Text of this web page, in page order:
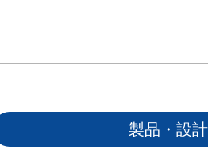
製品・設